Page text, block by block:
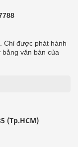
Chỉ được phát hành
văn bản của
(Tp.HCM)